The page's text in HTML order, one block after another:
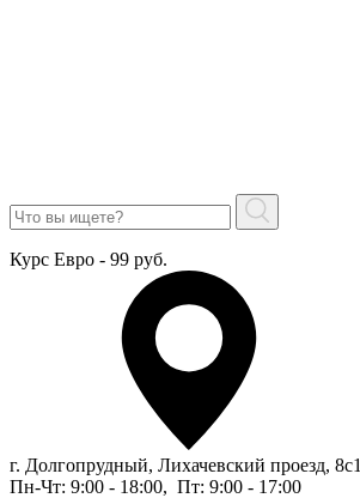
Курс Евро - 99 руб.
г. Долгопрудный, Лихачевский проезд, 8c1
Пн-Чт: 9:00 - 18:00, Пт: 9:00 - 17:00